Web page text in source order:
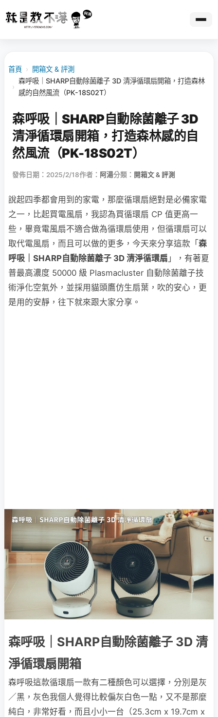
首頁 › 開箱文 & 評測
›
森呼吸｜SHARP自動除菌離子 3D 清淨循環扇開箱，打造森林
感的自然風流（PK-18S02T）
森呼吸｜SHARP自動除菌離子 3D
清淨循環扇開箱，打造森林感的自
然風流（PK-18S02T）
發佈日期：2025/2/18作者： 阿湯分類： 開箱文 & 評測
說起四季都會用到的家電，那麼循環扇絕對是必備家電
之一，比起買電風扇，我認為買循環扇 CP 值更高一
些，畢竟電風扇不適合做為循環扇使用，但循環扇可以
取代電風扇，而且可以做的更多，今天來分享這款「 森
呼吸｜SHARP自動除菌離子 3D 清淨循環扇 」，有著夏
普最高濃度 50000 級 Plasmacluster 自動除菌離子技
術淨化空氣外，並採用貓頭鷹仿生扇葉，吹的安心，更
是用的安靜，往下就來跟大家分享。
森呼吸｜SHARP自動除菌離子 3D 清
淨循環扇開箱
森呼吸這款循環扇一款有二種顏色可以選擇，分別是灰
／黑，灰色我個人覺得比較偏灰白色一點，又不是那麼
純白，非常好看，而且小小一台（25.3cm x 19.7cm x